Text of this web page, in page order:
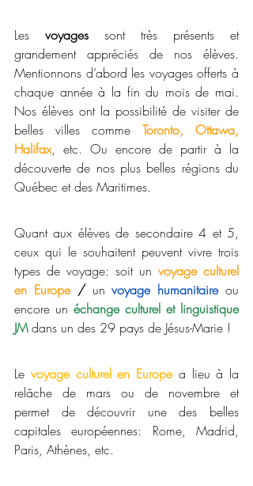
Les voyages sont très présents et
grandement appréciés de nos élèves.
Mentionnons d’abord les voyages offerts à
chaque année à la fin du mois de mai.
Nos élèves ont la possibilité de visiter de
belles villes comme Toronto, Ottawa,
Halifax, etc. Ou encore de partir à la
découverte de nos plus belles régions du
Québec et des Maritimes.
Quant aux élèves de secondaire 4 et 5,
ceux qui le souhaitent peuvent vivre trois
types de voyage: soit un voyage culturel
en Europe / un voyage humanitaire ou
encore un échange culturel et linguistique
JM dans un des 29 pays de Jésus-Marie !
Le voyage culturel en Europe a lieu à la
relâche de mars ou de novembre et
permet de découvrir une des belles
capitales européennes: Rome, Madrid,
Paris, Athènes, etc.